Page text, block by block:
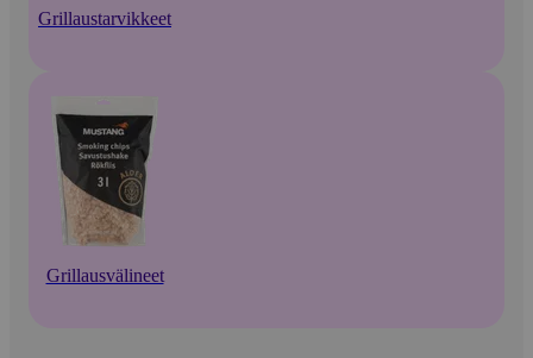
Grillaustarvikkeet
Grillausvälineet